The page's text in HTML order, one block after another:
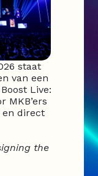
staat
van een
Live:
MKB’ers
direct
the